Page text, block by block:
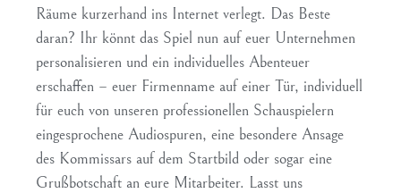
Räume kurzerhand ins Internet verlegt. Das Beste
daran? Ihr könnt das Spiel nun auf euer Unternehmen
personalisieren und ein individuelles Abenteuer
erschaffen – euer Firmenname auf einer Tür, individuell
für euch von unseren professionellen Schauspielern
eingesprochene Audiospuren, eine besondere Ansage
des Kommissars auf dem Startbild oder sogar eine
Grußbotschaft an eure Mitarbeiter. Lasst uns